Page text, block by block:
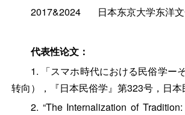
2017&2024 日本东京大学东洋文
代表性论文：
1. 「スマホ時代における民俗学
转向），『日本民俗学』第323号，日
2. “The Internalization of